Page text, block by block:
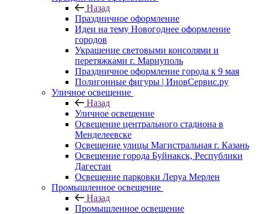
Назад
Праздничное оформление
Идеи на тему Новогоднее оформление
городов
Украшение световыми консолями и
перетяжками г. Мариуполь
Праздничное оформление города к 9 мая
Полигонные фигуры | ИновСервис.ру
Уличное освещение
Назад
Уличное освещение
Освещение центрального стадиона в
Менделеевске
Освещение улицы Магистральная г. Казань
Освещение города Буйнакск, Республики
Дагестан
Освещение парковки Леруа Мерлен
Промышленное освещение
Назад
Промышленное освещение